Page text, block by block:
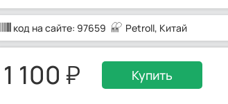
код на сайте: 97659 Petroll, Китай
1 100 Купить